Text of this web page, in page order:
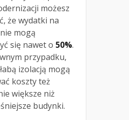
możesz
że wydatki na
mogą
się nawet o 50%.
przypadku,
izolacją mogą
koszty też
większe niż
budynki.